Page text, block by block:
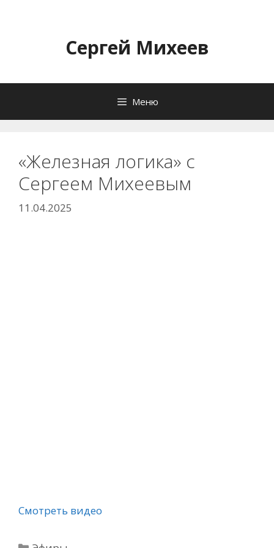
содержимомуСергей Михеев
Меню
«Железная логика» с
Сергеем Михеевым
11.04.2025
Смотреть видео